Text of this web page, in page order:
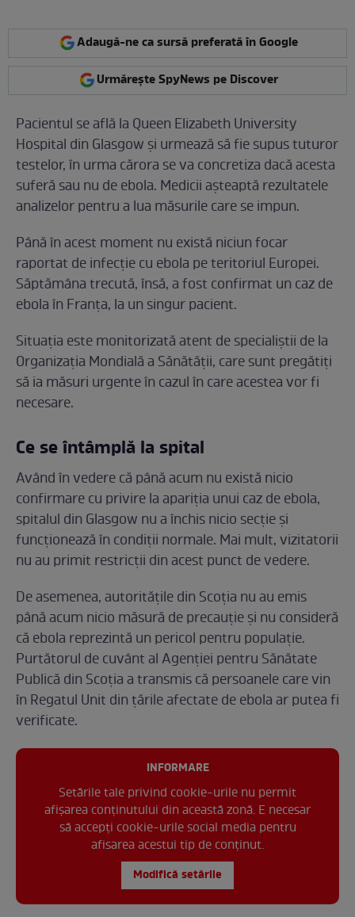
Adaugă-ne ca sursă preferată în Google
Urmărește SpyNews pe Discover
Pacientul se află la Queen Elizabeth University
Hospital din Glasgow și urmează să fie supus tuturor
testelor, în urma cărora se va concretiza dacă acesta
suferă sau nu de ebola. Medicii așteaptă rezultatele
analizelor pentru a lua măsurile care se impun.
Până în acest moment nu există niciun focar
raportat de infecție cu ebola pe teritoriul Europei.
Săptămâna trecută, însă, a fost confirmat un caz de
ebola în Franța, la un singur pacient.
Situația este monitorizată atent de specialiștii de la
Organizația Mondială a Sănătății, care sunt pregătiți
să ia măsuri urgente în cazul în care acestea vor fi
necesare.
Ce se întâmplă la spital
Având în vedere că până acum nu există nicio
confirmare cu privire la apariția unui caz de ebola,
spitalul din Glasgow nu a închis nicio secție și
funcționează în condiții normale. Mai mult, vizitatorii
nu au primit restricții din acest punct de vedere.
De asemenea, autoritățile din Scoția nu au emis
până acum nicio măsură de precauție și nu consideră
că ebola reprezintă un pericol pentru populație.
Purtătorul de cuvânt al Agenției pentru Sănătate
Publică din Scoția a transmis că persoanele care vin
în Regatul Unit din țările afectate de ebola ar putea fi
verificate.
INFORMARE
Setările tale privind cookie-urile nu permit
afișarea conținutului din această zonă. E necesar
să accepți cookie-urile social media pentru
afisarea acestui tip de conținut.
Modifică setările